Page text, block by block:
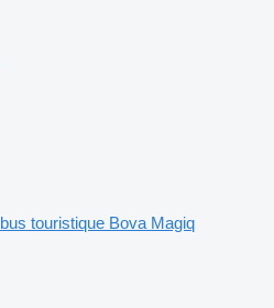
bus touristique Bova Magiq